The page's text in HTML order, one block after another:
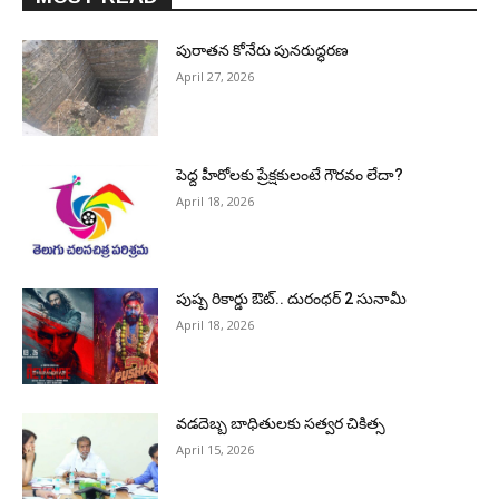
పురాత‌న కోనేరు పున‌రుద్ధ‌ర‌ణ
April 27, 2026
పెద్ద హీరోల‌కు ప్రేక్ష‌కులంటే గౌర‌వం లేదా?
April 18, 2026
పుష్ప రికార్డు ఔట్‌.. దురంధ‌ర్ 2 సునామీ
April 18, 2026
వడదెబ్బ బాధితులకు సత్వర చికిత్స
April 15, 2026